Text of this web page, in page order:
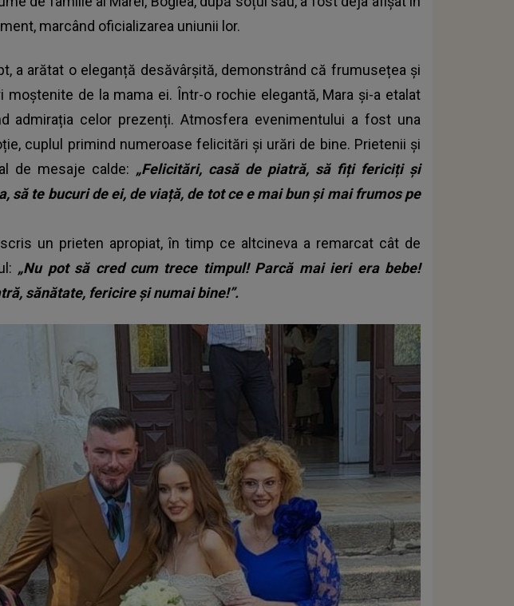
marcând oficializarea uniunii lor.
a arătat o eleganță desăvârșită, demonstrând că frumusețea și
de la mama ei. Într-o rochie elegantă, Mara și-a etalat
admirația celor prezenți. Atmosfera evenimentului a fost una
cuplul primind numeroase felicitări și urări de bine. Prietenii și
de mesaje calde: „Felicitări, casă de piatră, să fiți fericiți și
să te bucuri de ei, de viață, de tot ce e mai bun și mai frumos pe
un prieten apropiat, în timp ce altcineva a remarcat cât de
„Nu pot să cred cum trece timpul! Parcă mai ieri era bebe!
sănătate, fericire și numai bine!”.